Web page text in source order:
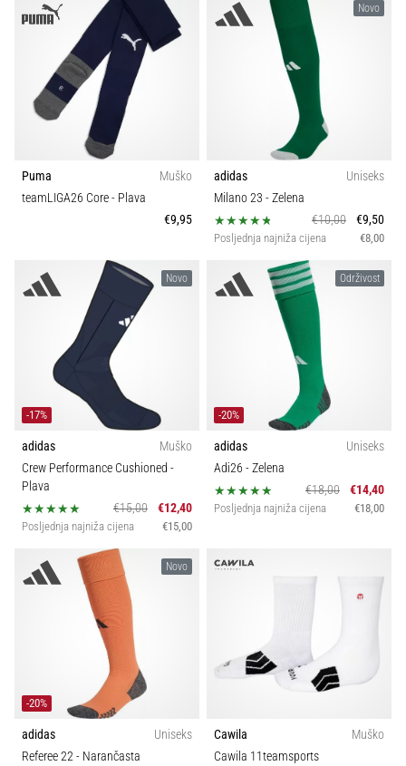
Puma
Muško
teamLIGA26 Core- Plava
€9,95
Novo
adidas
Uniseks
Milano 23 - Zelena
€10,00
€9,50
Posljednja najniža cijena €8,00
Novo
-17%
adidas
Muško
Crew Performance Cushioned -
Plava
€15,00
€12,40
Posljednja najniža cijena €15,00
Održivost
-20%
adidas
Uniseks
Adi26 - Zelena
€18,00
€14,40
Posljednja najniža cijena €18,00
Novo
-20%
adidas
Uniseks
Referee 22- Narančasta
Cawila
Muško
Cawila 11teamsports